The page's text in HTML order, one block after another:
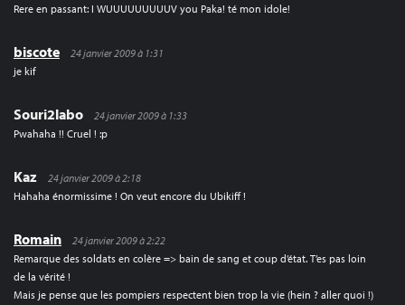
Rere en passant: I WUUUUUUUUUV you Paka! té mon idole!
biscote
24 janvier 2009 à 1:31
je kif
Souri2labo
24 janvier 2009 à 1:33
Pwahaha !! Cruel ! :p
Kaz
24 janvier 2009 à 2:18
Hahaha énormissime ! On veut encore du Ubikiff !
Romain
24 janvier 2009 à 2:22
Remarque des soldats en colère => bain de sang et coup d’état. T’es pas loin
de la vérité !
Mais je pense que les pompiers respectent bien trop la vie (hein ? aller quoi !)